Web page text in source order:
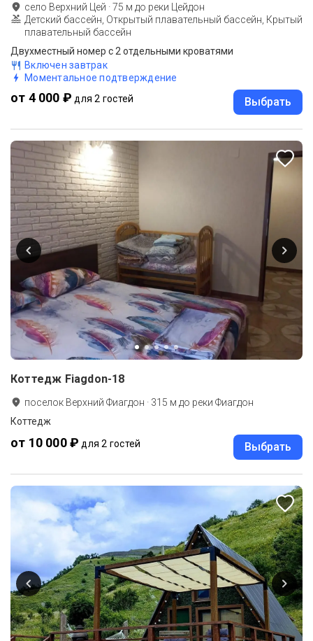
село Верхний Цей ·75 м до реки Цейдон
Детский бассейн, Открытый плавательный бассейн, Крытый
плавательный бассейн
Двухместный номер с 2 отдельными кроватями
Включен завтрак
Моментальное подтверждение
от 4 000 ₽ для 2 гостей Выбрать
Коттедж Fiagdon-18
поселок Верхний Фиагдон · 315 м до реки Фиагдон
Коттедж
от 10 000 ₽ для 2 гостей Выбрать